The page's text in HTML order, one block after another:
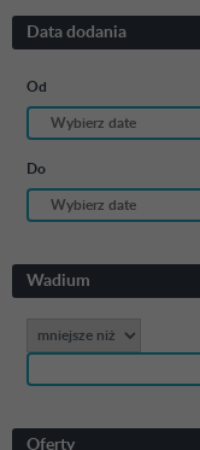
Data dodania
Od
Do
Wadium
Oferty